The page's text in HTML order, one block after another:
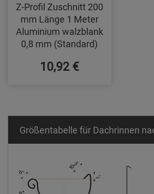
Z-Profil Zuschnitt 200
mm Länge 1 Meter
Aluminium walzblank
0,8 mm (Standard)
10,92 €
Größentabelle für Dachrinnen